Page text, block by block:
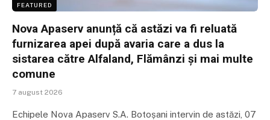
FEATURED
Nova Apaserv anunță că astăzi va fi reluată
furnizarea apei după avaria care a dus la
sistarea către Alfaland, Flămânzi și mai multe
comune
7 august 2026
Echipele Nova Apaserv S.A. Botoșani intervin de astăzi, 07